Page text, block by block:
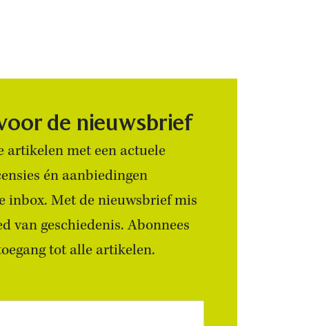
de nieuwsbrief
artikelen met een actuele
én aanbiedingen
inbox. Met de nieuwsbrief mis
van geschiedenis. Abonnees
tot alle artikelen.